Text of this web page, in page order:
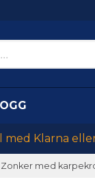
med Klarna
Zonker med